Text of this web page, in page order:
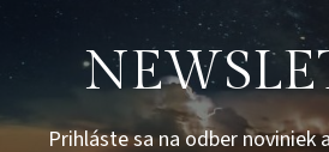
Prihláste sa na odber noviniek